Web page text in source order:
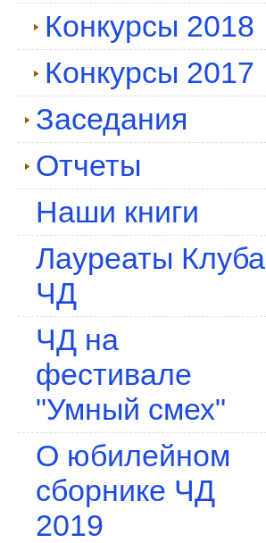
Конкурсы 2018
Конкурсы 2017
Заседания
Отчеты
Наши книги
Лауреаты Клуба
ЧД
ЧД на
фестивале
"Умный смех"
О юбилейном
сборнике ЧД
2019